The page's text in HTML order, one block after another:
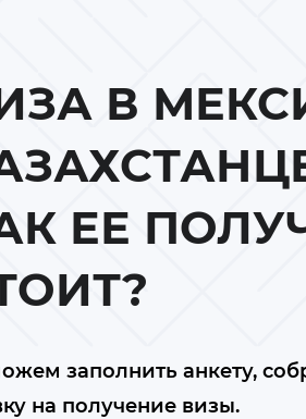
В
ЕЕ
заполнить анкету,
на получение визы.